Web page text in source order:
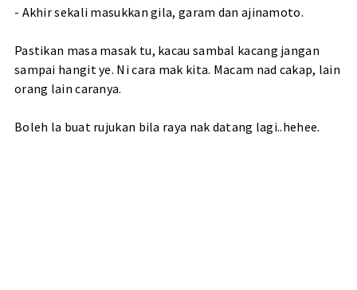
- Akhir sekali masukkan gila, garam dan ajinamoto.
Pastikan masa masak tu, kacau sambal kacang jangan
sampai hangit ye. Ni cara mak kita. Macam nad cakap, lain
orang lain caranya.
Boleh la buat rujukan bila raya nak datang lagi..hehee.